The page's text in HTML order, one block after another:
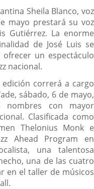
Sheila Blanco, voz
mayo prestará su voz
Gutiérrez. La enorme
de José Luis se
un espectáculo
nacional.
correrá a cargo
sábado, 6 de mayo,
nombres con mayor
Clasificada como
Thelonius Monk e
Ahead Program en
una talentosa
una de las cuatro
en el taller de músicos